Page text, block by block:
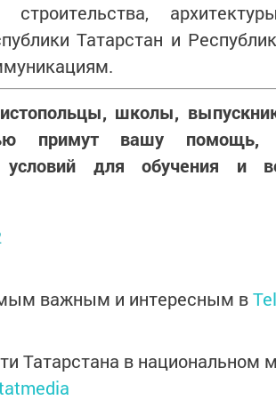
строительства,
Татарстан и
школы,
примут вашу помощь,
условий для обучения и
важным и интересным в
Татарстана в национальном